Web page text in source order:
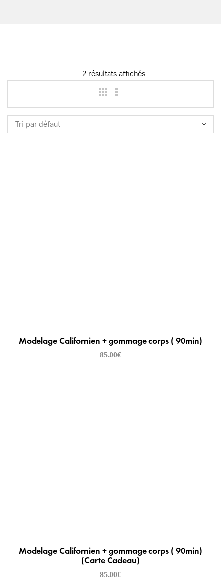
2 résultats affichés
Modelage Californien + gommage corps ( 90min)
85.00€
Modelage Californien + gommage corps ( 90min)
(Carte Cadeau)
85.00€